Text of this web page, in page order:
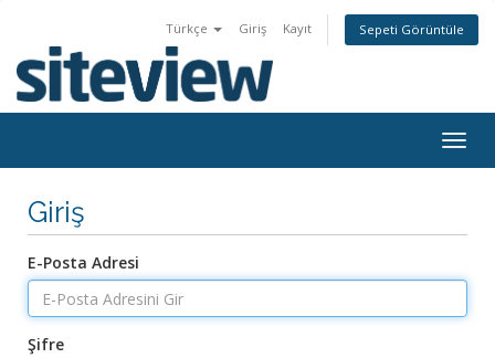
Türkçe Giriş Kayıt Sepeti Görüntüle
Giriş
E-Posta Adresi
Şifre